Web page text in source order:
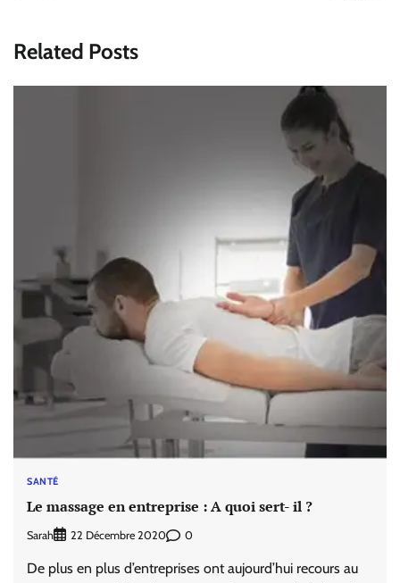
Related Posts
SANTÉ
Le massage en entreprise : A quoi sert- il ?
Sarah 22 Décembre 2020 0
De plus en plus d’entreprises ont aujourd’hui recours au